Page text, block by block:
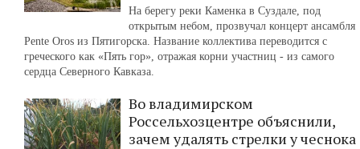
На берегу реки Каменка в Суздале, под
открытым небом, прозвучал концерт ансамбля
Pente Oros из Пятигорска. Название коллектива переводится с
греческого как «Пять гор», отражая корни участниц - из самого
сердца Северного Кавказа.
Во владимирском
Россельхозцентре объяснили,
зачем удалять стрелки у чеснока